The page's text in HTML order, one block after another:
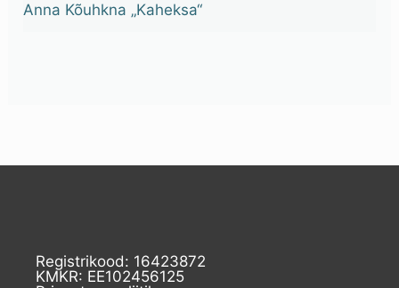
Anna Kõuhkna „Kaheksa“
Registrikood: 16423872
KMKR: EE102456125